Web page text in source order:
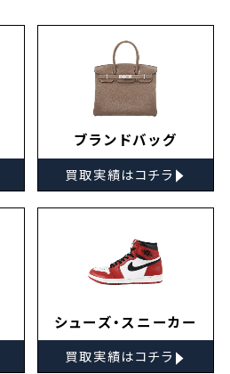
ブランドバッグ
買取実績はコチラ ▸
シューズ・スニーカー
買取実績はコチラ ▸